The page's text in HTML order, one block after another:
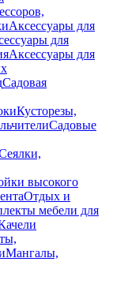
Аксессуары для
для
Аксессуары для
Садовая
Кусторезы,
Садовые
высокого
Отдых и
мебели для
Мангалы,